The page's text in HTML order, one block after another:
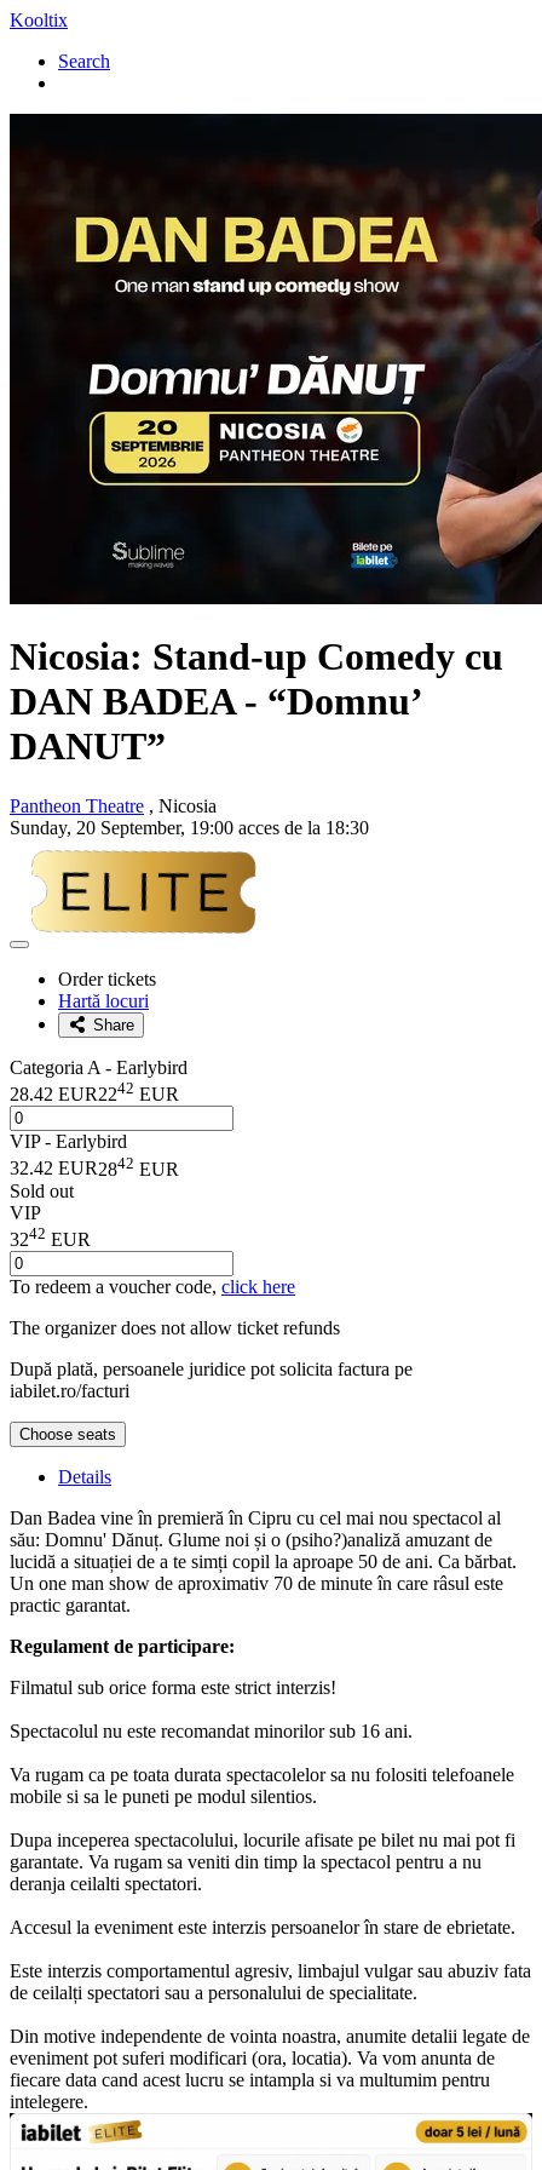
Kooltix
Search
Nicosia: Stand-up Comedy cu
DAN BADEA- “Domnu’
DANUT”
Pantheon Theatre , Nicosia
Sunday, 20 September, 19:00 acces de la 18:30
Adaugă
favoriteOrder tickets
Hartă locuri
Share
Categoria A - Earlybird
28.42 EUR2242 EUR
VIP - Earlybird
32.42 EUR2842 EUR
Sold out
VIP
3242 EUR
To redeem a voucher code, click here
The organizer does not allow ticket refunds
După plată, persoanele juridice pot solicita factura pe
iabilet.ro/facturi
Choose seats
Details
Dan Badea vine în premieră în Cipru cu cel mai nou spectacol al
său: Domnu' Dănuț. Glume noi și o (psiho?)analiză amuzant de
lucidă a situației de a te simți copil la aproape 50 de ani. Ca bărbat.
Un one man show de aproximativ 70 de minute în care râsul este
practic garantat.
Regulament de participare:
Filmatul sub orice forma este strict interzis!
Spectacolul nu este recomandat minorilor sub 16 ani.
Va rugam ca pe toata durata spectacolelor sa nu folositi telefoanele
mobile si sa le puneti pe modul silentios.
Dupa inceperea spectacolului, locurile afisate pe bilet nu mai pot fi
garantate. Va rugam sa veniti din timp la spectacol pentru a nu
deranja ceilalti spectatori.
Accesul la eveniment este interzis persoanelor în stare de ebrietate.
Este interzis comportamentul agresiv, limbajul vulgar sau abuziv fata
de ceilalți spectatori sau a personalului de specialitate.
Din motive independente de vointa noastra, anumite detalii legate de
eveniment pot suferi modificari (ora, locatia). Va vom anunta de
fiecare data cand acest lucru se intampla si va multumim pentru
intelegere.